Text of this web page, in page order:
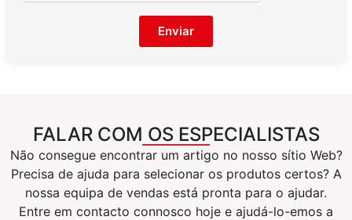
Enviar
FALAR COM OS ESPECIALISTAS
Não consegue encontrar um artigo no nosso sítio Web?
Precisa de ajuda para selecionar os produtos certos? A
nossa equipa de vendas está pronta para o ajudar.
Entre em contacto connosco hoje e ajudá-lo-emos a